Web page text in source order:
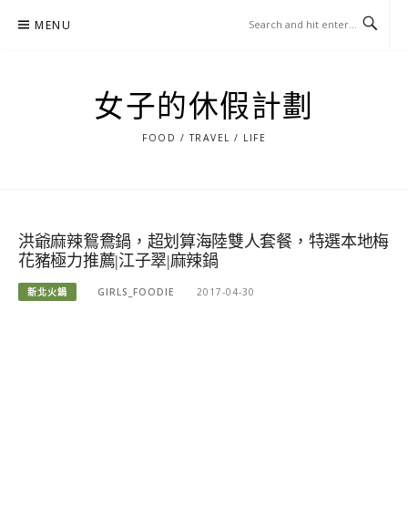
MENU
女子的休假計劃
FOOD / TRAVEL / LIFE
洪爺麻辣鴛鴦鍋，超划算海陸雙人套餐，特選本地梅
花豬極力推薦|江子翠|麻辣鍋
新北火鍋 GIRLS_FOODIE 2017-04-30